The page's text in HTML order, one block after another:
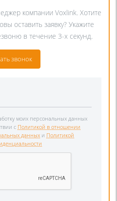
компании Voxlink. Хотите
оставить заявку? Укажите
в течение 3-х секунд.
звонок
моих персональных данных
с Политикой в отношении
данных и Политикой